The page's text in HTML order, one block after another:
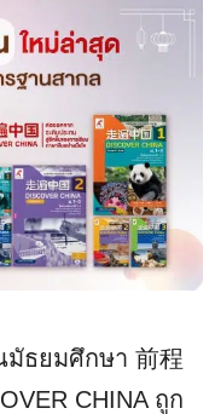
ธยมศึกษา 前程
CHINA ถูก